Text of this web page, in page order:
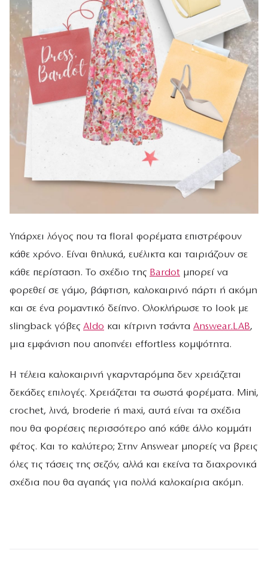
Υπάρχει λόγος που τα floral φορέματα επιστρέφουν
κάθε χρόνο. Είναι θηλυκά, ευέλικτα και ταιριάζουν σε
κάθε περίσταση. Το σχέδιο της Bardot μπορεί να
φορεθεί σε γάμο, βάφτιση, καλοκαιρινό πάρτι ή ακόμη
και σε ένα ρομαντικό δείπνο. Ολοκλήρωσε το look με
slingback γόβες Aldo και κίτρινη τσάντα Answear.LAB,
μια εμφάνιση που αποπνέει effortless κομψότητα.
Η τέλεια καλοκαιρινή γκαρνταρόμπα δεν χρειάζεται
δεκάδες επιλογές. Χρειάζεται τα σωστά φορέματα. Mini,
crochet, λινά, broderie ή maxi, αυτά είναι τα σχέδια
που θα φορέσεις περισσότερο από κάθε άλλο κομμάτι
φέτος. Και το καλύτερο; Στην Answear μπορείς να βρεις
όλες τις τάσεις της σεζόν, αλλά και εκείνα τα διαχρονικά
σχέδια που θα αγαπάς για πολλά καλοκαίρια ακόμη.